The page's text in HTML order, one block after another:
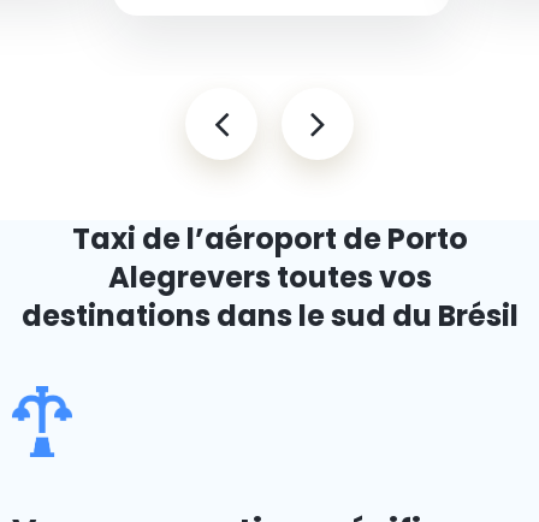
Taxi de l’aéroport de Porto
Alegrevers toutes vos
destinations dans le sud du Brésil